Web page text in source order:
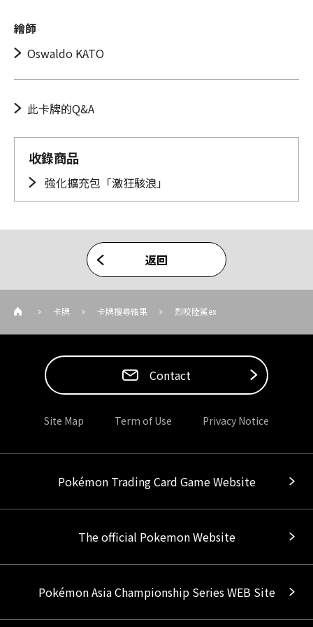
繪師
Oswaldo KATO
此卡牌的Q&A
收錄商品
強化擴充包「激狂駭浪」
返回
卡牌 卡牌搜尋結果 烈咬陸鯊ex
Contact
Site Map Term of Use Privacy Notice
Pokémon Trading Card Game Website
The official Pokemon Website
Pokémon Asia Championship Series WEB Site